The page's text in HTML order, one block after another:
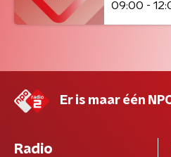
09:00 -
Er is maar één
Radio